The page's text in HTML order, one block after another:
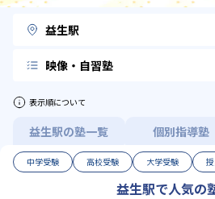
益生駅
映像・自習塾
表示順について
益生駅の塾一覧 個別指導塾
中学受験 高校受験 大学受験
益生駅で人気の